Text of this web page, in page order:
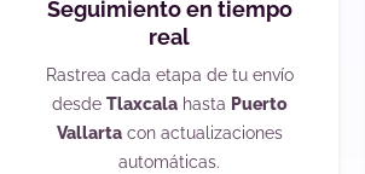
Seguimiento en tiempo
real
Rastrea cada etapa de tu envío
desde Tlaxcalahasta Puerto
Vallartacon actualizaciones
automáticas.